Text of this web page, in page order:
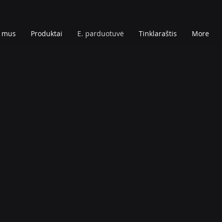
Produktai E. parduotuvė Tinklaraštis More